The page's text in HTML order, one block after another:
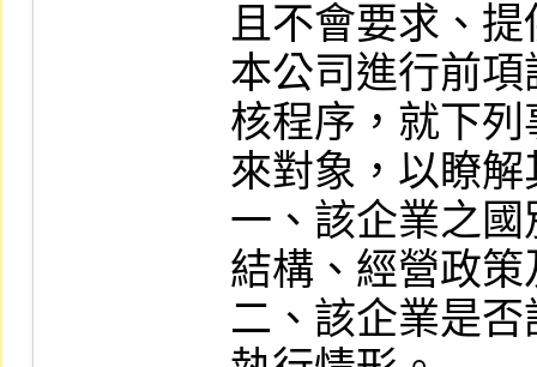
且不會要求、
本公司進行前
核程序，就下
來對象，以瞭
一、該企業之
結構、經營政
二、該企業是